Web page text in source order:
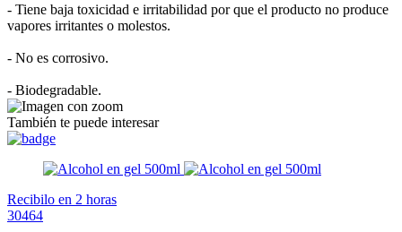
- Tiene baja toxicidad e irritabilidad por que el producto no produce
vapores irritantes o molestos.
- No es corrosivo.
- Biodegradable.
También te puede interesar
Recibilo en 2 horas
30464